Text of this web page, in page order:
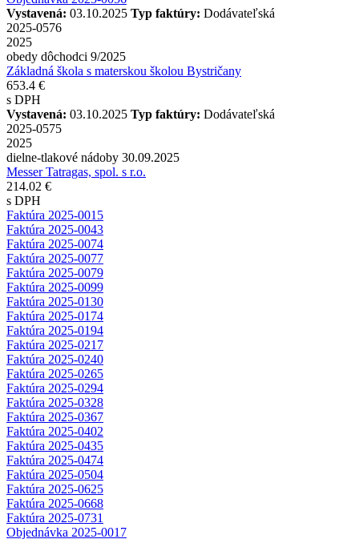
Vystavená: 03.10.2025 Typ faktúry: Dodávateľská
2025-0576
2025
obedy dôchodci 9/2025
Základná škola s materskou školou Bystričany
653.4 €
s DPH
Vystavená: 03.10.2025 Typ faktúry: Dodávateľská
2025-0575
2025
dielne-tlakové nádoby 30.09.2025
Messer Tatragas, spol. s r.o.
214.02 €
s DPH
Faktúra 2025-0015
Faktúra 2025-0043
Faktúra 2025-0074
Faktúra 2025-0077
Faktúra 2025-0079
Faktúra 2025-0099
Faktúra 2025-0130
Faktúra 2025-0174
Faktúra 2025-0194
Faktúra 2025-0217
Faktúra 2025-0240
Faktúra 2025-0265
Faktúra 2025-0294
Faktúra 2025-0328
Faktúra 2025-0367
Faktúra 2025-0402
Faktúra 2025-0435
Faktúra 2025-0474
Faktúra 2025-0504
Faktúra 2025-0625
Faktúra 2025-0668
Faktúra 2025-0731
Objednávka 2025-0017